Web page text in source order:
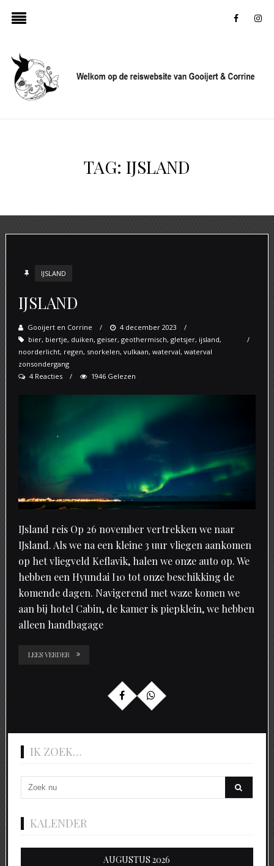
TAG: IJSLAND
IJSLAND
IJSLAND
Gooijert en Corrine
Posted
on
4 december 2023
bier, biertje, duiken, geiser, geothermisch, gletsjer, ijsland,
noorderlicht, regen, snorkelen, vulkaan, waterval, waterval
zonsondergang
4 Reacties
1946 Gelezen
IJsland reis Op 26 november vertrekken we naar
IJsland. Als we na een kleine 3 uur vliegen aankomen
op het vliegveld Keflavik, halen we onze auto op. We
hebben een Hyundai I10 tot onze beschikking de
komende dagen. Navigerend met waze komen we
aan bij hotel Cabin, de kamer is piepklein, we hebben
alleen handbagage
LEES VERDER
IK ZOEK…
KALENDER
AUGUSTUS 2026